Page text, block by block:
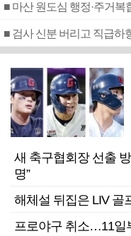
■ 마산 원도심 행정·주거복
새 축구협회장 선출
명”
해체설 뒤집은 LIV 골
프로야구 취소…11일